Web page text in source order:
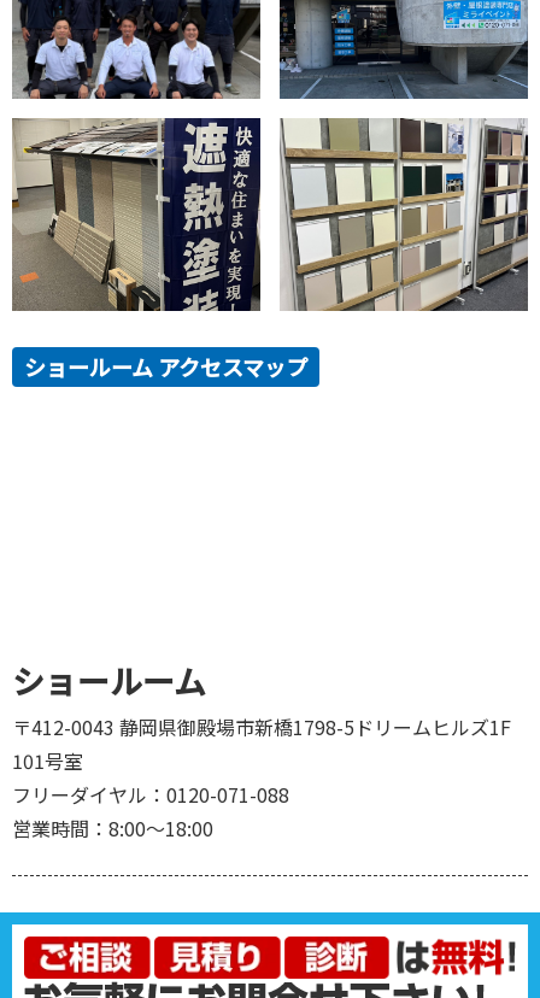
ショールーム アクセスマップ
ショールーム
〒412-0043 静岡県御殿場市新橋1798-5ドリームヒルズ1F
101号室
フリーダイヤル：0120-071-088
営業時間：8:00～18:00